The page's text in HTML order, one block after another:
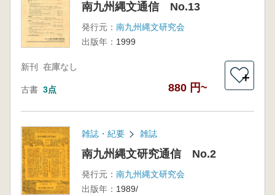
南九州縄文通信 No.13
発行元： 南九州縄文研究会
出版年： 1999
新刊 在庫なし
古書 3点 880 円~
＋
雑誌・紀要 雑誌
南九州縄文研究通信 No.2
発行元： 南九州縄文研究会
出版年： 1989/